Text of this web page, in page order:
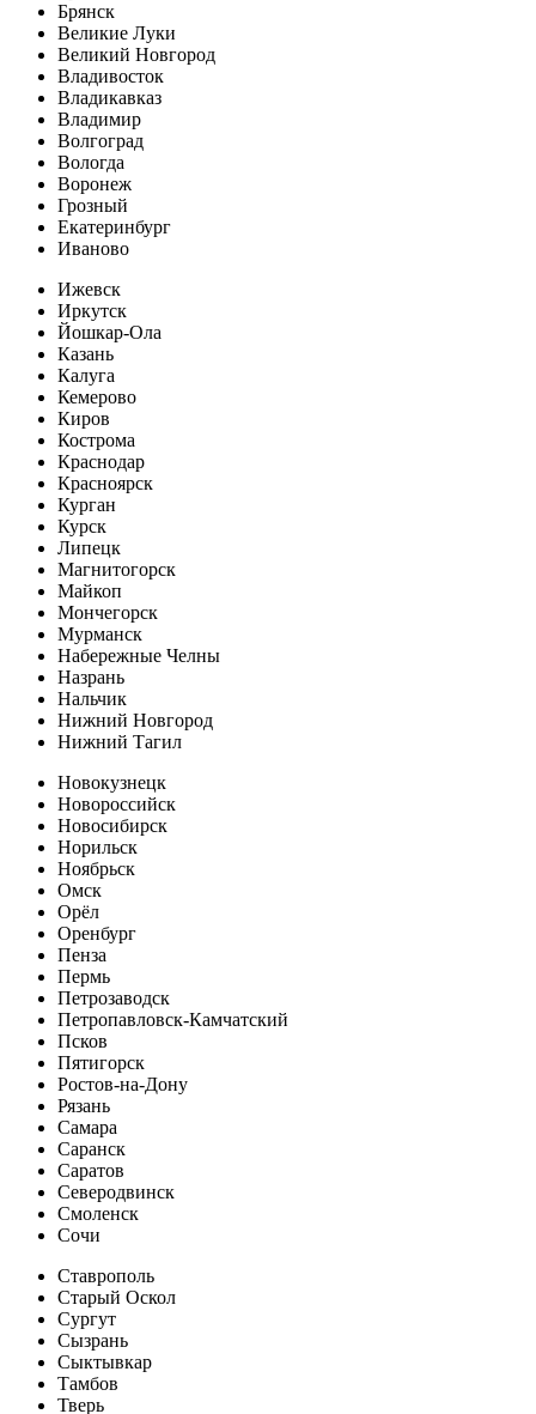
Брянск
Великие Луки
Великий Новгород
Владивосток
Владикавказ
Владимир
Волгоград
Вологда
Воронеж
Грозный
Екатеринбург
Иваново
Ижевск
Иркутск
Йошкар-Ола
Казань
Калуга
Кемерово
Киров
Кострома
Краснодар
Красноярск
Курган
Курск
Липецк
Магнитогорск
Майкоп
Мончегорск
Мурманск
Набережные Челны
Назрань
Нальчик
Нижний Новгород
Нижний Тагил
Новокузнецк
Новороссийск
Новосибирск
Норильск
Ноябрьск
Омск
Орёл
Оренбург
Пенза
Пермь
Петрозаводск
Петропавловск-Камчатский
Псков
Пятигорск
Ростов-на-Дону
Рязань
Самара
Саранск
Саратов
Северодвинск
Смоленск
Сочи
Ставрополь
Старый Оскол
Сургут
Сызрань
Сыктывкар
Тамбов
Тверь